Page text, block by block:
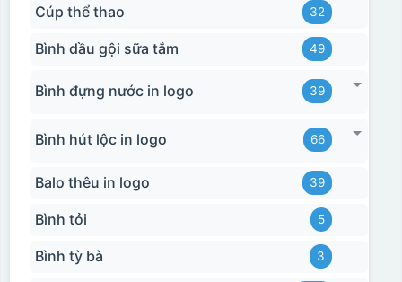
Cúp thể thao 32
Bình dầu gội sữa tắm 49
Bình đựng nước in logo 39
Bình hút lộc in logo 66
Balo thêu in logo 39
Bình tỏi 5
Bình tỳ bà 3